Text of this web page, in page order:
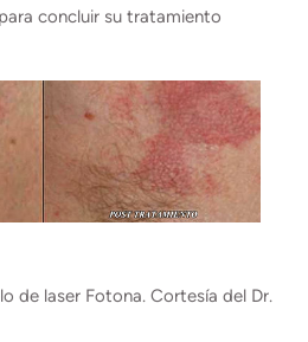
concluir su tratamiento
de laser Fotona. Cortesía del Dr.